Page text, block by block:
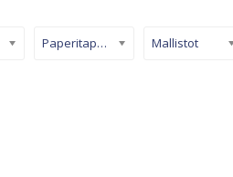
Paperitapetti Mallistot